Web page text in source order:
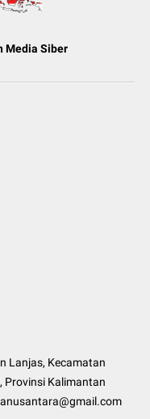
Media Siber
Lanjas, Kecamatan
Provinsi Kalimantan